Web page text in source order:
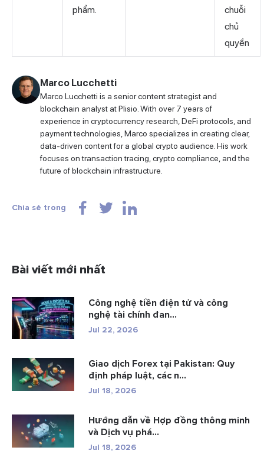
phẩm.
chuỗi
chủ
quyền
Marco Lucchetti
Marco Lucchetti is a senior content strategist and
blockchain analyst at Plisio. With over 7 years of
experience in cryptocurrency research, DeFi protocols, and
payment technologies, Marco specializes in creating clear,
data-driven content for a global crypto audience. His work
focuses on transaction tracing, crypto compliance, and the
future of blockchain infrastructure.
Chia sẻ trong
Bài viết mới nhất
Công nghệ tiền điện tử và công
nghệ tài chính đan...
Jul 22, 2026
Giao dịch Forex tại Pakistan: Quy
định pháp luật, các n...
Jul 18, 2026
Hướng dẫn về Hợp đồng thông minh
và Dịch vụ phá...
Jul 18, 2026